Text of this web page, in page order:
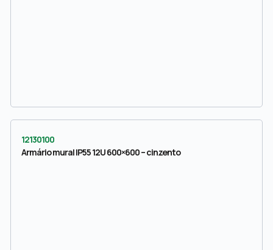
12130100
Armário mural IP55 12U 600×600 – cinzento